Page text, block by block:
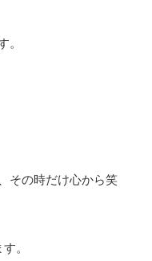
。
その時だけ心から笑
。